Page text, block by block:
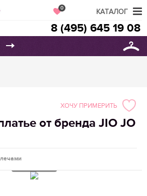
0
8 (495) 645 19 08
от бренда JIO JO
ХОЧУ ПРИМЕРИТЬ
КАТАЛОГ